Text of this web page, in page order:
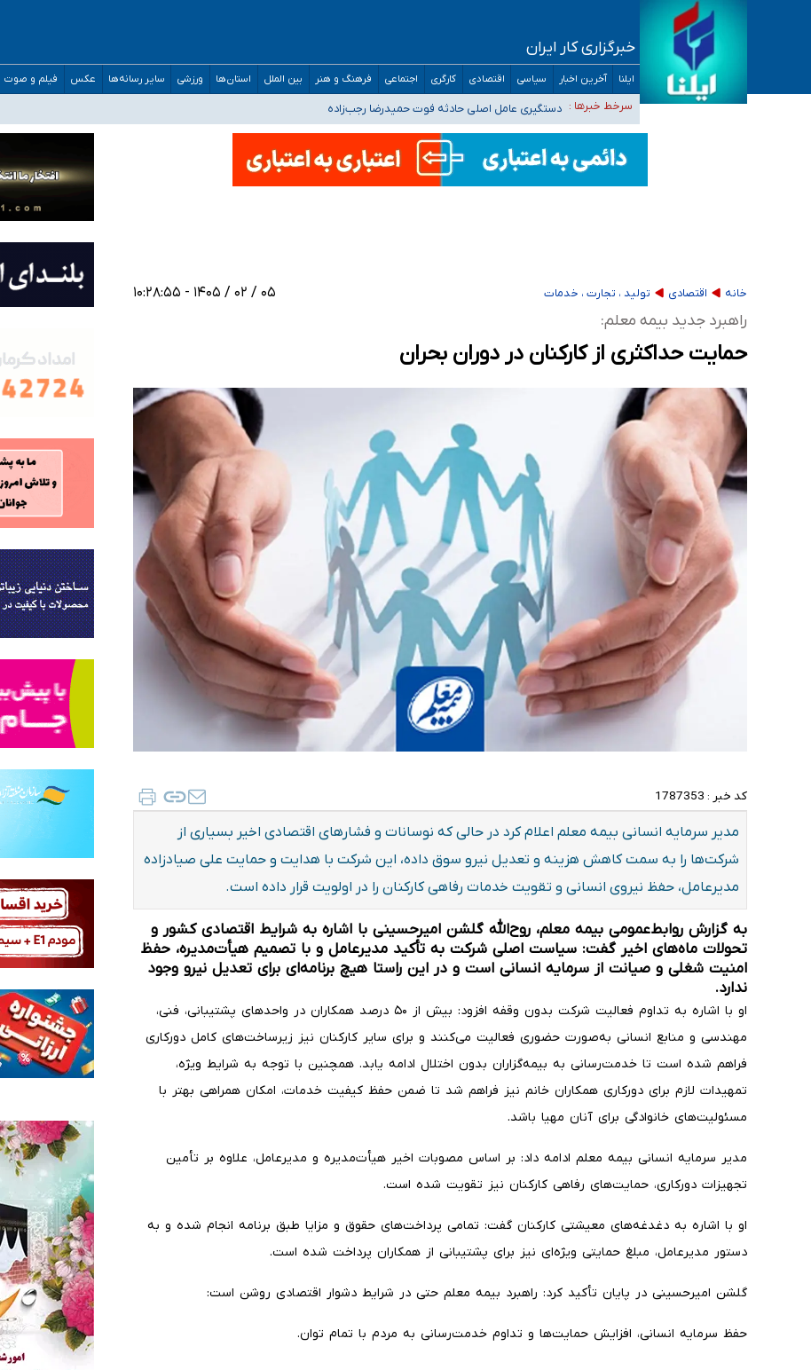
خبرگزاری کار ایران
ایلنا آخرین اخبار سیاسی اقتصادی کارگری اجتماعی فرهنگ و هنر بین الملل استان‌ها ورزشی سایر رسانه‌ها عکس فیلم و صوت
سرخط خبرها :
آمار خودکشی نسبت به سال‌های قبل افزایش نیافته است
دستگیری عامل اصلی حادثه فوت حمیدرضا رجب‌زاده
نباید تفسیرهای سلیقه‌ای از مواضع رسمی کشور ارائه شود
«زیرمیزی» برای داوطلبان پزشکی سراب است/ دریافت‌های غیرمتعارف در شأن پزشکی و کشورمان نیست/ نظام سلامت جلوی این رویه را بگیرد
ضرورت آموزش حریم خصوصی در فضای آنلاین در مدارس/ هزینه‌های سنگین اجتماعی انتشار تصاویر خصوصی برای قربانیان/ سوءاستفاده
خانه اقتصادی تولید ، تجارت ، خدمات ۰۵ / ۰۲ / ۱۴۰۵ - ۱۰:۲۸:۵۵
راهبرد جدید بیمه معلم:
حمایت حداکثری از کارکنان در دوران بحران
کد خبر : 1787353
مدیر سرمایه انسانی بیمه معلم اعلام کرد در حالی که نوسانات و فشارهای اقتصادی اخیر بسیاری از
شرکت‌ها را به سمت کاهش هزینه و تعدیل نیرو سوق داده، این شرکت با هدایت و حمایت علی صیادزاده
مدیرعامل، حفظ نیروی انسانی و تقویت خدمات رفاهی کارکنان را در اولویت قرار داده است.
به گزارش روابط‌عمومی بیمه معلم، روح‌الله گلشن امیرحسینی با اشاره به شرایط اقتصادی کشور و
تحولات ماه‌های اخیر گفت: سیاست اصلی شرکت به تأکید مدیرعامل و با تصمیم هیأت‌مدیره، حفظ
امنیت شغلی و صیانت از سرمایه انسانی است و در این راستا هیچ برنامه‌ای برای تعدیل نیرو وجود
ندارد.
او با اشاره به تداوم فعالیت شرکت بدون وقفه افزود: بیش از ۵۰ درصد همکاران در واحدهای پشتیبانی، فنی،
مهندسی و منابع انسانی به‌صورت حضوری فعالیت می‌کنند و برای سایر کارکنان نیز زیرساخت‌های کامل دورکاری
فراهم شده است تا خدمت‌رسانی به بیمه‌گزاران بدون اختلال ادامه یابد. همچنین با توجه به شرایط ویژه،
تمهیدات لازم برای دورکاری همکاران خانم نیز فراهم شد تا ضمن حفظ کیفیت خدمات، امکان همراهی بهتر با
مسئولیت‌های خانوادگی برای آنان مهیا باشد.
مدیر سرمایه انسانی بیمه معلم ادامه داد: بر اساس مصوبات اخیر هیأت‌مدیره و مدیرعامل، علاوه بر تأمین
تجهیزات دورکاری، حمایت‌های رفاهی کارکنان نیز تقویت شده است.
او با اشاره به دغدغه‌های معیشتی کارکنان گفت: تمامی پرداخت‌های حقوق و مزایا طبق برنامه انجام شده و به
دستور مدیرعامل، مبلغ حمایتی ویژه‌ای نیز برای پشتیبانی از همکاران پرداخت شده است.
گلشن امیرحسینی در پایان تأکید کرد: راهبرد بیمه معلم حتی در شرایط دشوار اقتصادی روشن است:
حفظ سرمایه انسانی، افزایش حمایت‌ها و تداوم خدمت‌رسانی به مردم با تمام توان.